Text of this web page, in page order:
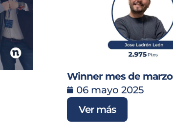
Winner mes de marzo
06 mayo 2025
Ver más